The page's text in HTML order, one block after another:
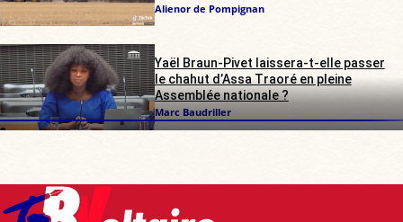
Alienor de Pompignan
Yaël Braun-Pivet laissera-t-elle passer
le chahut d’Assa Traoré en pleine
Assemblée nationale ?
Marc Baudriller